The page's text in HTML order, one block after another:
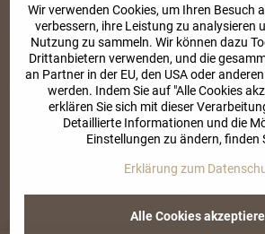
+421 917 917 801
Tel. Kundenservice von 8:30 bis 15:00
SOZIALE NETZWERKE
Facebook Instagram
©2026Urheberrecht
Wir verwenden Cookies, um Ihren Besuch
verbessern, ihre Leistung zu analysieren
Nutzung zu sammeln. Wir können dazu
Drittanbietern verwenden, und die
an Partner in der EU, den USA oder
werden. Indem Sie auf "Alle Cookies
erklären Sie sich mit dieser
Detaillierte Informationen und die
Einstellungen zu ändern, finden
Erklärung zum
Alle Cookies